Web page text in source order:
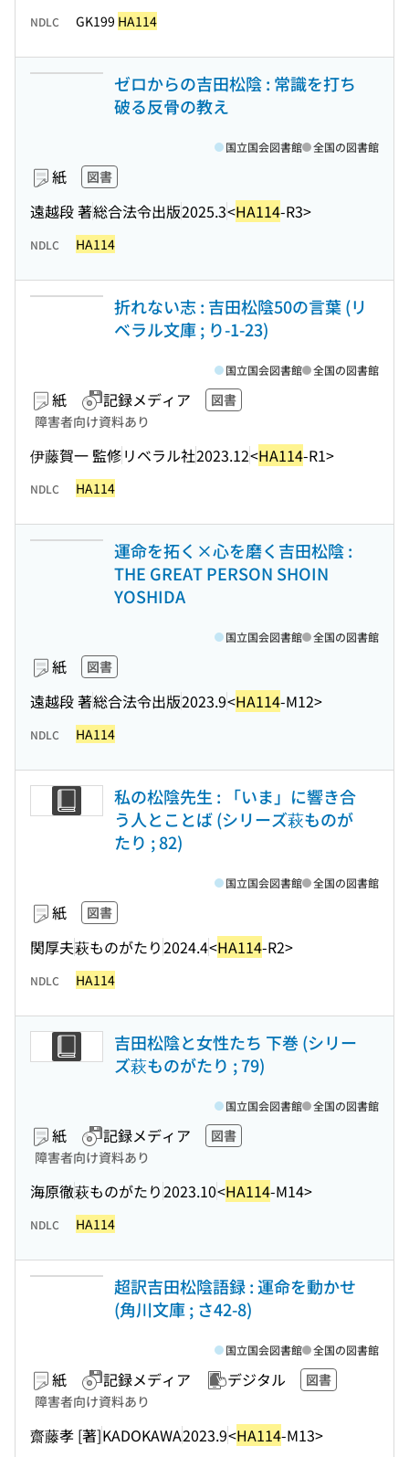
NDLC GK199 HA114
ゼロからの吉田松陰 : 常識を打ち
破る反骨の教え
紙 図書
遠越段 著総合法令出版2025.3<HA114-R3>
国立国会図書館 全国の図書館
NDLC HA114
折れない志 : 吉田松陰50の言葉 (リ
ベラル文庫 ; り-1-23)
紙 記録メディア
図書
障害者向け資料あり
伊藤賀一 監修リベラル社2023.12<HA114-R1>
国立国会図書館 全国の図書館
NDLC HA114
運命を拓く×心を磨く吉田松陰 :
THE GREAT PERSON SHOIN
YOSHIDA
紙 図書
遠越段 著総合法令出版2023.9<HA114-M12>
国立国会図書館 全国の図書館
NDLC HA114
私の松陰先生 : 「いま」に響き合
う人とことば (シリーズ萩ものが
たり ; 82)
紙 図書
関厚夫萩ものがたり2024.4<HA114-R2>
国立国会図書館 全国の図書館
NDLC HA114
吉田松陰と女性たち 下巻 (シリー
ズ萩ものがたり ; 79)
紙 記録メディア
図書
障害者向け資料あり
海原徹萩ものがたり2023.10<HA114-M14>
国立国会図書館 全国の図書館
NDLC HA114
超訳吉田松陰語録 : 運命を動かせ
(角川文庫 ; さ42-8)
紙 記録メディア デジタル
図書
障害者向け資料あり
齋藤孝 [著]KADOKAWA2023.9<HA114-M13>
国立国会図書館 全国の図書館